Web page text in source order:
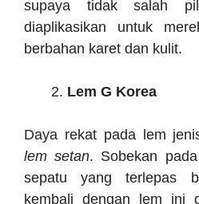
supaya tidak salah
diaplikasikan untuk
berbahan karet dan kulit.
Lem G Korea
Daya rekat pada lem
lem setan. Sobekan
sepatu yang terlepas
kembali dengan lem ini